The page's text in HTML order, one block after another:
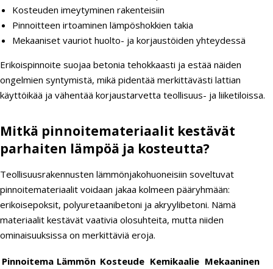
Kosteuden imeytyminen rakenteisiin
Pinnoitteen irtoaminen lämpöshokkien takia
Mekaaniset vauriot huolto- ja korjaustöiden yhteydessä
Erikoispinnoite suojaa betonia tehokkaasti ja estää näiden
ongelmien syntymistä, mikä pidentää merkittävästi lattian
käyttöikää ja vähentää korjaustarvetta teollisuus- ja liiketiloissa.
Mitkä pinnoitemateriaalit kestävät
parhaiten lämpöä ja kosteutta?
Teollisuusrakennusten lämmönjakohuoneisiin soveltuvat
pinnoitemateriaalit voidaan jakaa kolmeen pääryhmään:
erikoisepoksit, polyuretaanibetoni ja akryylibetoni. Nämä
materiaalit kestävät vaativia olosuhteita, mutta niiden
ominaisuuksissa on merkittäviä eroja.
Pinnoitema Lämmön Kosteude Kemikaalie Mekaaninen